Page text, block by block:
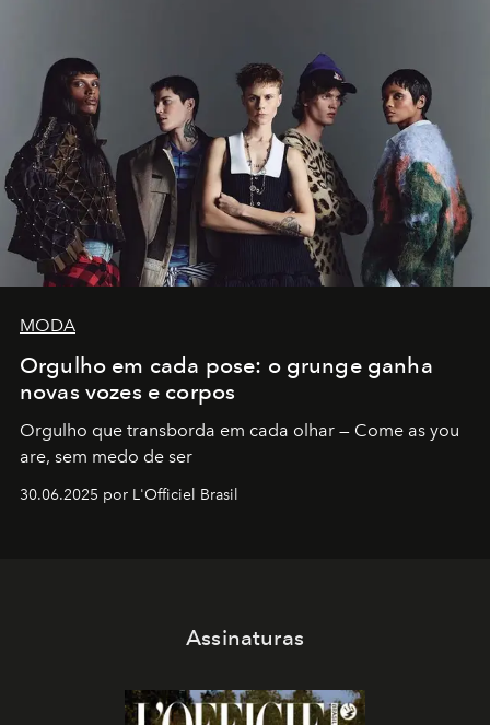
MODA
Orgulho em cada pose: o grunge ganha
novas vozes e corpos
Orgulho que transborda em cada olhar — Come as you
are, sem medo de ser
30.06.2025 por L'Officiel Brasil
Assinaturas